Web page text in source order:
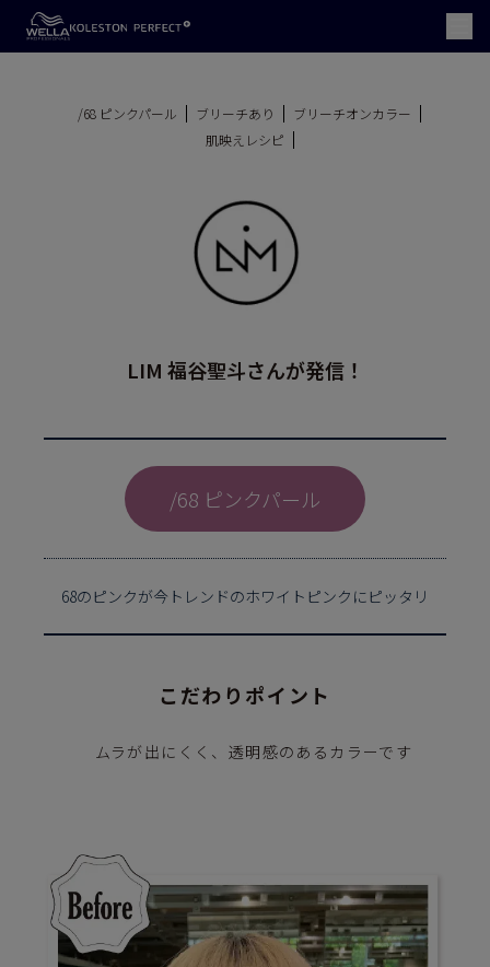
/68 ピンクパール ブリーチあり
ブリーチオンカラー
肌映えレシピ
LIM 福谷聖斗さんが発信！
/68 ピンクパール
68のピンクが今トレンドのホワイトピンクにピッタリ
こだわりポイント
ムラが出にくく、透明感のあるカラーです